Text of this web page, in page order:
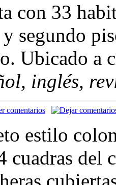
con 33
segundo
Ubicado a
inglés,
estilo
cuadras del